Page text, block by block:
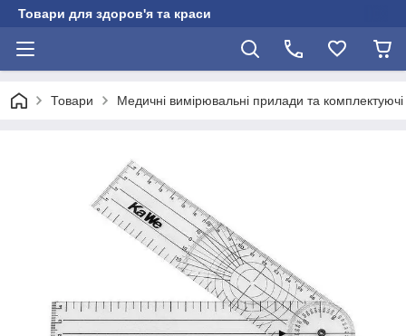
Товари для здоров'я та краси
Товари Медичні вимірювальні прилади та комплектуючі